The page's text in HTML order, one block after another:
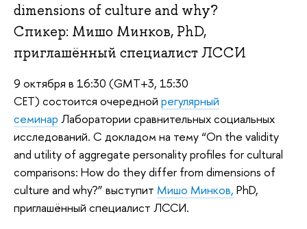
dimensions of culture and why?
Спикер: Мишо Минков, PhD,
приглашённый специалист ЛССИ
9 октября в 16:30 (GMT+3, 15:30
CET) состоится очередной регулярный
семинар Лаборатории сравнительных социальных
исследований. С докладом на тему “On the validity
and utility of aggregate personality profiles for cultural
comparisons: How do they differ from dimensions of
culture and why?” выступит Мишо Минков, PhD,
приглашённый специалист ЛССИ.